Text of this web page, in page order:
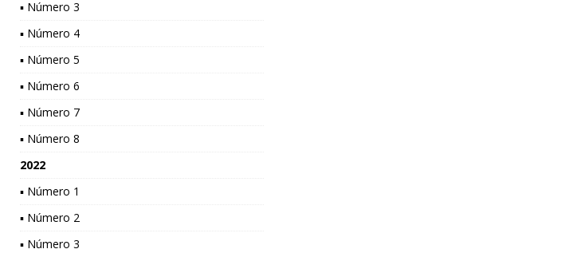
▪ Número 3
▪ Número 4
▪ Número 5
▪ Número 6
▪ Número 7
▪ Número 8
2022
▪ Número 1
▪ Número 2
▪ Número 3